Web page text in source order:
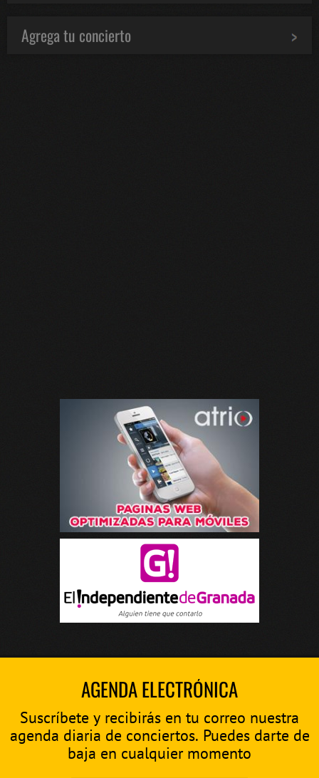
Agrega tu concierto
AGENDA ELECTRÓNICA
Suscríbete y recibirás en tu correo nuestra
agenda diaria de conciertos. Puedes darte de
baja en cualquier momento